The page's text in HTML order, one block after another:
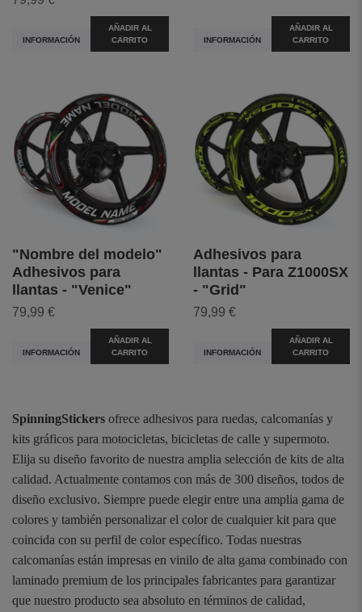
INFORMACIÓN
AÑADIR AL
CARRITO
INFORMACIÓN
AÑADIR AL
CARRITO
"Nombre del modelo"
Adhesivos para
llantas - "Venice"
79,99 €
INFORMACIÓN
AÑADIR AL
CARRITO
Adhesivos para
llantas - Para Z1000SX
- "Grid"
79,99 €
INFORMACIÓN
AÑADIR AL
CARRITO
SpinningStickers ofrece adhesivos para ruedas, calcomanías y
kits gráficos para motocicletas, bicicletas de calle y supermoto.
Elija su diseño favorito de nuestra amplia selección de kits de alta
calidad. Actualmente contamos con más de 300 diseños, todos de
diseño exclusivo. Siempre puede elegir entre una amplia gama de
colores y también personalizar el color de cualquier kit para que
coincida con su perfil de color específico. Todas nuestras
calcomanías están impresas en vinilo de alta gama combinado con
laminado premium de los principales fabricantes para garantizar
que nuestro producto sea absoluto en términos de calidad,